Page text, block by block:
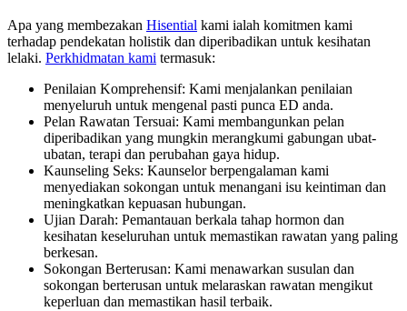
Apa yang membezakan Hisential kami ialah komitmen kami
terhadap pendekatan holistik dan diperibadikan untuk kesihatan
lelaki. Perkhidmatan kami termasuk:
Penilaian Komprehensif: Kami menjalankan penilaian
menyeluruh untuk mengenal pasti punca ED anda.
Pelan Rawatan Tersuai: Kami membangunkan pelan
diperibadikan yang mungkin merangkumi gabungan ubat-
ubatan, terapi dan perubahan gaya hidup.
Kaunseling Seks: Kaunselor berpengalaman kami
menyediakan sokongan untuk menangani isu keintiman dan
meningkatkan kepuasan hubungan.
Ujian Darah: Pemantauan berkala tahap hormon dan
kesihatan keseluruhan untuk memastikan rawatan yang paling
berkesan.
Sokongan Berterusan: Kami menawarkan susulan dan
sokongan berterusan untuk melaraskan rawatan mengikut
keperluan dan memastikan hasil terbaik.